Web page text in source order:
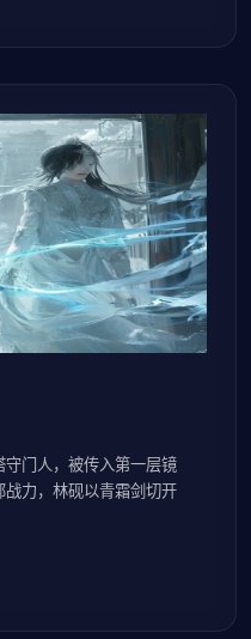
门人，被传入第一层镜
力，林砚以青霜剑切开